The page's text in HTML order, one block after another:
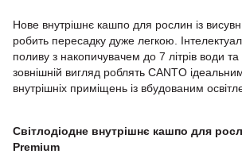
Нове внутрішнє кашпо для рослин із
робить пересадку дуже легкою.
поливу з накопичувачем до 7 літрів води та
зовнішній вигляд роблять CANTO
внутрішніх приміщень із вбудованим
Світлодіодне внутрішнє кашпо для
Premium